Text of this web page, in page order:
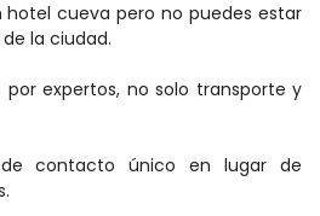
hotel cueva pero no puedes estar
la ciudad.
por expertos, no solo transporte y
contacto único en lugar de